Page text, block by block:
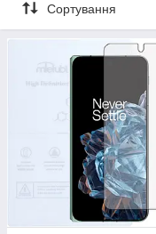
Сортування